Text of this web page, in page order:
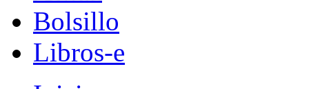
Bolsillo
Libros-e